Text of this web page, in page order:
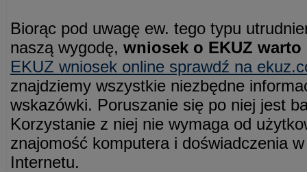
Biorąc pod uwagę ew. tego typu
naszą wygodę, wniosek o EKUZ warto
EKUZ wniosek online sprawdź na
znajdziemy wszystkie niezbędne
wskazówki. Poruszanie się po niej jest
Korzystanie z niej nie wymaga od
znajomość komputera i doświadczenia
Internetu.